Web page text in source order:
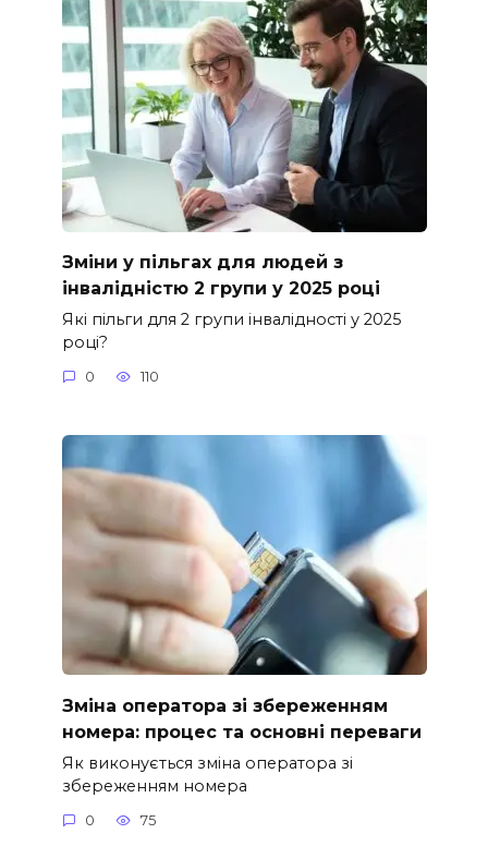
Зміни у пільгах для людей з
інвалідністю 2 групи у 2025 році
Які пільги для 2 групи інвалідності у 2025
році?
0 110
Зміна оператора зі збереженням
номера: процес та основні переваги
Як виконується зміна оператора зі
збереженням номера
0 75